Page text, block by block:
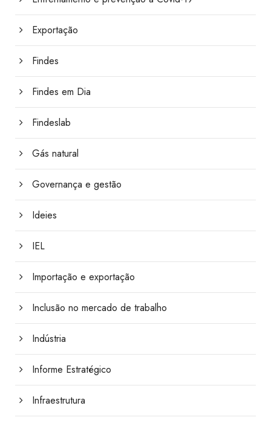
Exportação
Findes
Findes em Dia
Findeslab
Gás natural
Governança e gestão
Ideies
IEL
Importação e exportação
Inclusão no mercado de trabalho
Indústria
Informe Estratégico
Infraestrutura